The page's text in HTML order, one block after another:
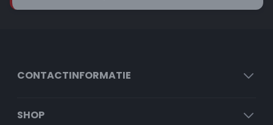
CONTACTINFORMATIE
SHOP